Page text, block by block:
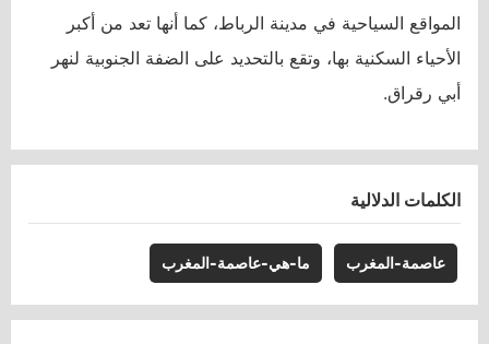
المواقع السياحية في مدينة الرباط، كما أنها تعد من أكبر
الأحياء السكنية بها، وتقع بالتحديد على الضفة الجنوبية لنهر
أبي رقراق.
الكلمات الدلالية
عاصمة-المغرب ما-هي-عاصمة-المغرب